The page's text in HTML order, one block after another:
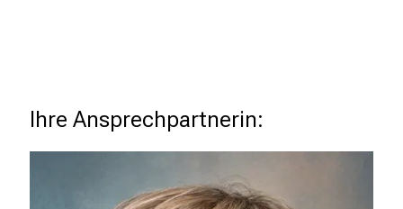
Ihre Ansprechpartnerin: